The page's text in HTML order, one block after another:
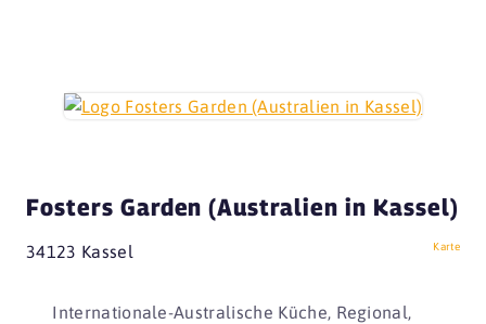
Fosters Garden (Australien in Kassel)
34123 Kassel Karte
Internationale-Australische Küche, Regional,